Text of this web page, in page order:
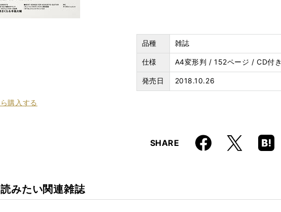
品種 雑誌
仕様 A4変形判 / 152ページ / CD付き
発売日 2018.10.26
購入する
SHARE Faceboo
k
X
Hatena
Boo
みたい関連雑誌